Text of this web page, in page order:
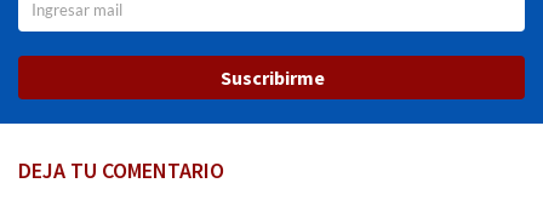
Suscribirme
DEJA TU COMENTARIO